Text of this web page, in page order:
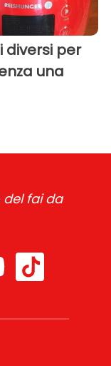
diversi per
una
fai da